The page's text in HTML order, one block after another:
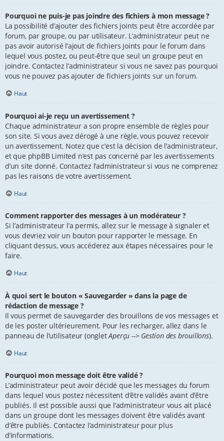
Pourquoi ne puis-je pas joindre des fichiers à mon message ?
La possibilité d’ajouter des fichiers joints peut être accordée par
forum, par groupe, ou par utilisateur. L’administrateur peut ne
pas avoir autorisé l’ajout de fichiers joints pour le forum dans
lequel vous postez, ou peut-être que seul un groupe peut en
joindre. Contactez l’administrateur si vous ne savez pas pourquoi
vous ne pouvez pas ajouter de fichiers joints sur un forum.
Haut
Pourquoi ai-je reçu un avertissement ?
Chaque administrateur a son propre ensemble de règles pour
son site. Si vous avez dérogé à une règle, vous pouvez recevoir
un avertissement. Notez que c’est la décision de l’administrateur,
et que phpBB Limited n’est pas concerné par les avertissements
d’un site donné. Contactez l’administrateur si vous ne comprenez
pas les raisons de votre avertissement.
Haut
Comment rapporter des messages à un modérateur ?
Si l’administrateur l’a permis, allez sur le message à signaler et
vous devriez voir un bouton pour rapporter le message. En
cliquant dessus, vous accéderez aux étapes nécessaires pour le
faire.
Haut
À quoi sert le bouton « Sauvegarder » dans la page de
rédaction de message ?
Il vous permet de sauvegarder des brouillons de vos messages et
de les poster ultérieurement. Pour les recharger, allez dans le
panneau de l’utilisateur (ongletAperçu --> Gestion des brouillons).
Haut
Pourquoi mon message doit être validé ?
L’administrateur peut avoir décidé que les messages du forum
dans lequel vous postez nécessitent d’être validés avant d’être
publiés. Il est possible aussi que l’administrateur vous ait placé
dans un groupe dont les messages doivent être validés avant
d’être publiés. Contactez l’administrateur pour plus
d’informations.